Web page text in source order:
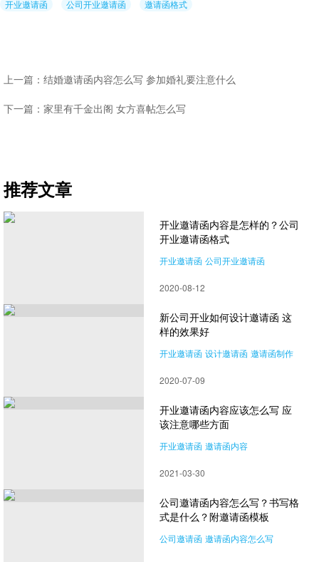
开业邀请函 公司开业邀请函 邀请函格式
上一篇：结婚邀请函内容怎么写 参加婚礼要注意什么
下一篇：家里有千金出阁 女方喜帖怎么写
推荐文章
开业邀请函内容是怎样的？公司
开业邀请函格式
开业邀请函 公司开业邀请函
2020-08-12
新公司开业如何设计邀请函 这
样的效果好
开业邀请函 设计邀请函 邀请函制作
2020-07-09
开业邀请函内容应该怎么写 应
该注意哪些方面
开业邀请函 邀请函内容
2021-03-30
公司邀请函内容怎么写？书写格
式是什么？附邀请函模板
公司邀请函 邀请函内容怎么写